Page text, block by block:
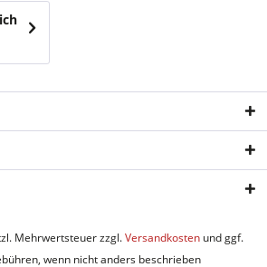
Mehrwertsteuer zzgl.Versandkosten und ggf.
wenn nicht anders beschrieben